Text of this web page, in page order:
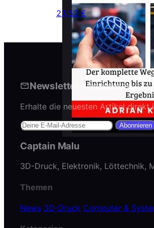
23,53 €
Newsletter abonnieren
Erhalte die neuesten Artikel direkt
Abonnieren
Captain Malu
3D-Druck, Elektronik, Löttechnik,
Themen
News 3D-Druck Computer &